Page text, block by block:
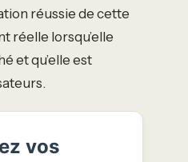
réussie de cette
réelle lorsqu’elle
et qu’elle est
vos